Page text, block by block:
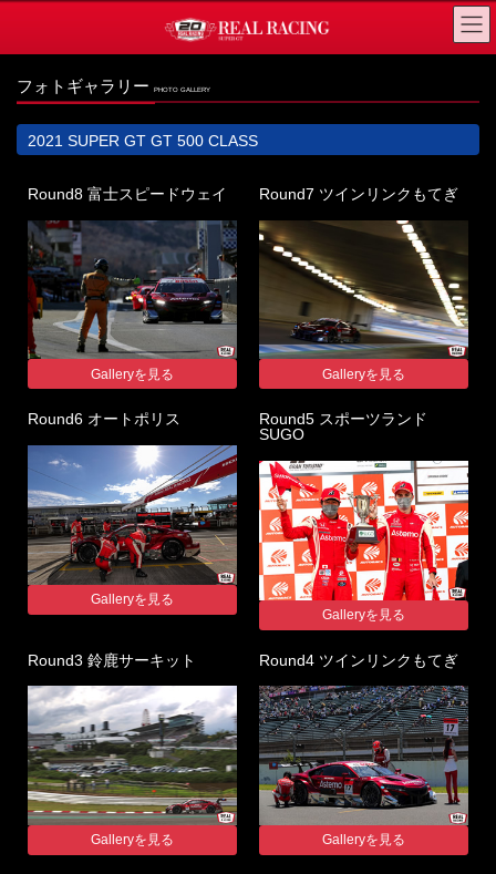
フォトギャラリー PHOTO GALLERY
2021 SUPER GT GT 500 CLASS
Round8 富士スピードウェイ
Galleryを見る
Round7 ツインリンクもてぎ
Galleryを見る
Round6 オートポリス
Galleryを見る
Round5 スポーツランド
SUGO
Galleryを見る
Round3 鈴鹿サーキット
Galleryを見る
Round4 ツインリンクもてぎ
Galleryを見る